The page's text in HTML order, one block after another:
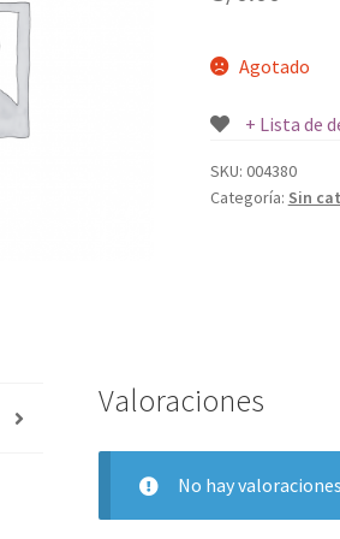
Agotado
+ Lista de
SKU: 004380
Categoría: Sin
Valoraciones
No hay